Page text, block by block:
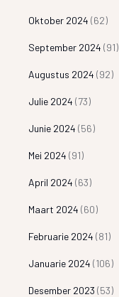
Oktober 2024 (62)
September 2024 (91)
Augustus 2024 (92)
Julie 2024 (73)
Junie 2024 (56)
Mei 2024 (91)
April 2024 (63)
Maart 2024 (60)
Februarie 2024 (81)
Januarie 2024 (106)
Desember 2023 (53)